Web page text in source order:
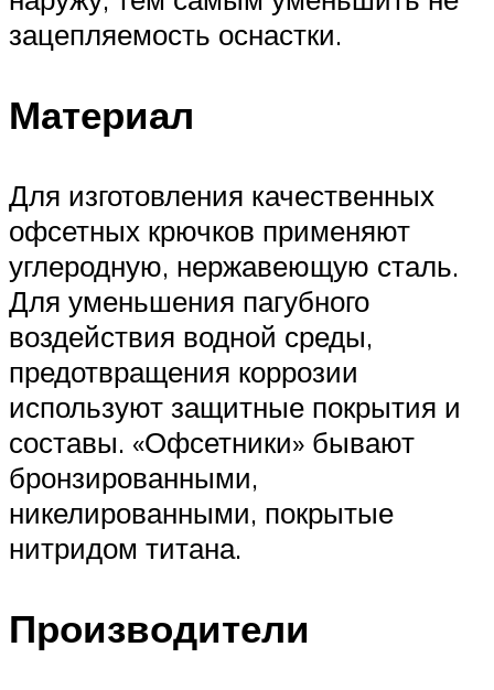
зацепляемость оснастки.
Материал
Для изготовления качественных
офсетных крючков применяют
углеродную, нержавеющую сталь.
Для уменьшения пагубного
воздействия водной среды,
предотвращения коррозии
используют защитные покрытия и
составы. «Офсетники» бывают
бронзированными,
никелированными, покрытые
нитридом титана.
Производители